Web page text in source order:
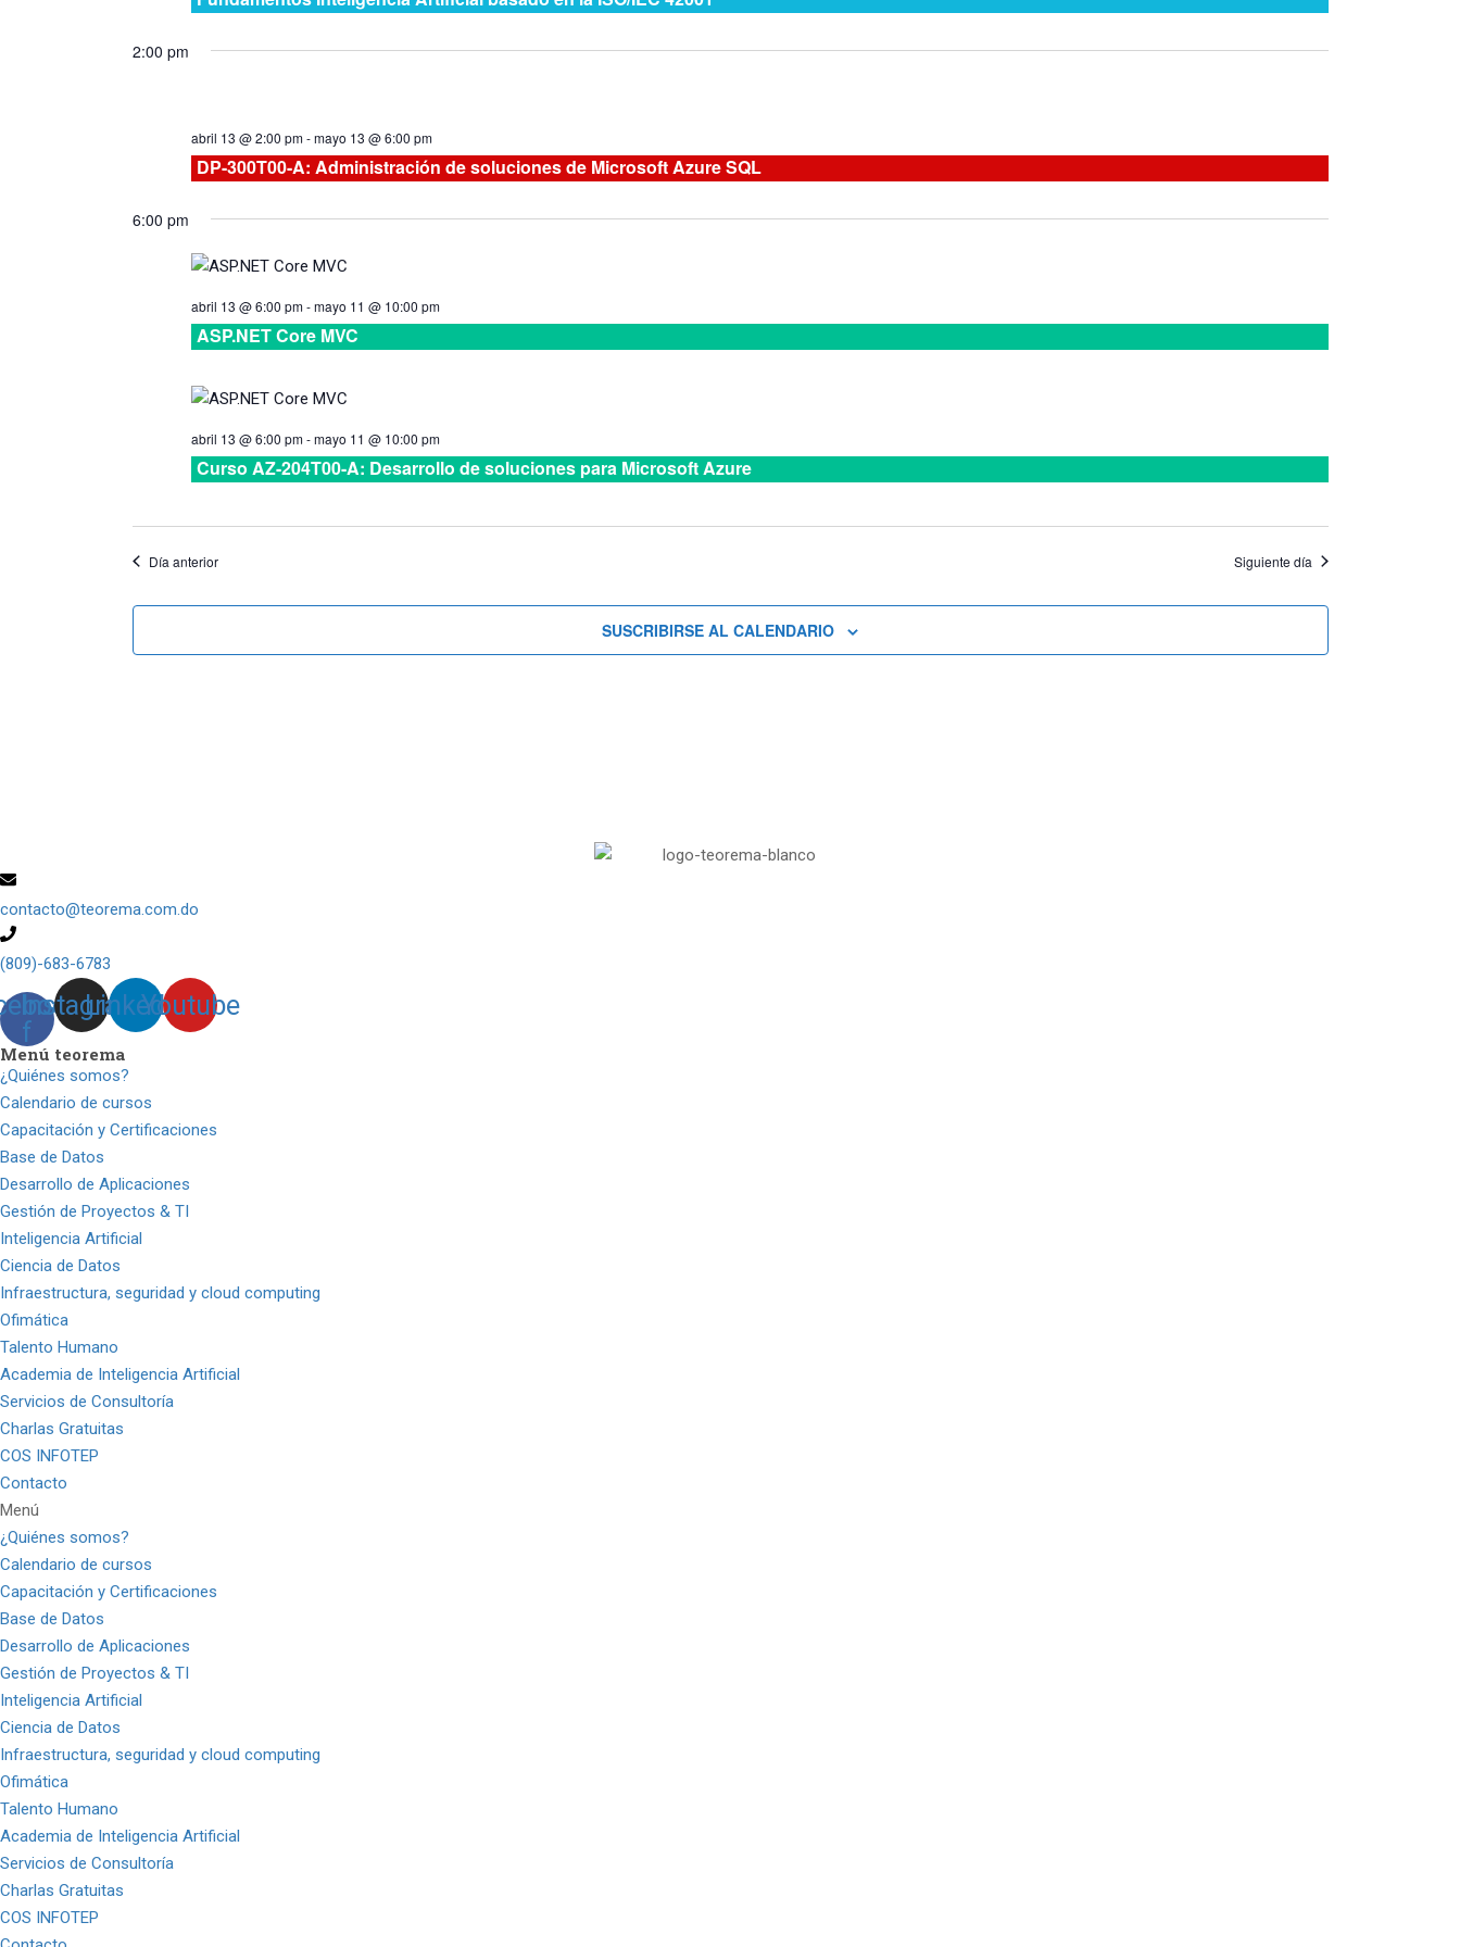
2:00 pm
abril 13 @ 2:00 pm-mayo 13 @ 6:00 pm
DP-300T00-A: Administración de soluciones de Microsoft Azure SQL
6:00 pm
abril 13 @ 6:00 pm-mayo 11 @ 10:00 pm
ASP.NET Core MVC
abril 13 @ 6:00 pm-mayo 11 @ 10:00 pm
Curso AZ-204T00-A: Desarrollo de soluciones para Microsoft Azure
Día anterior Siguiente día
SUSCRIBIRSE AL CALENDARIO
contacto@teorema.com.do
(809)-683-6783
f
Instagram
LinkedinYoutube
Menú teorema
¿Quiénes somos?
Calendario de cursos
Capacitación y Certificaciones
Base de Datos
Desarrollo de Aplicaciones
Gestión de Proyectos & TI
Inteligencia Artificial
Ciencia de Datos
Infraestructura, seguridad y cloud computing
Ofimática
Talento Humano
Academia de Inteligencia Artificial
Servicios de Consultoría
Charlas Gratuitas
COS INFOTEP
Contacto
Menú
¿Quiénes somos?
Calendario de cursos
Capacitación y Certificaciones
Base de Datos
Desarrollo de Aplicaciones
Gestión de Proyectos & TI
Inteligencia Artificial
Ciencia de Datos
Infraestructura, seguridad y cloud computing
Ofimática
Talento Humano
Academia de Inteligencia Artificial
Servicios de Consultoría
Charlas Gratuitas
COS INFOTEP